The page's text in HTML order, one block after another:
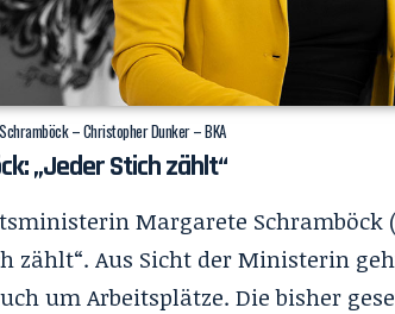
– Christopher Dunker – BKA
„Jeder Stich zählt“
Margarete Schramböck
zählt“. Aus Sicht der Ministerin
um Arbeitsplätze. Die bisher